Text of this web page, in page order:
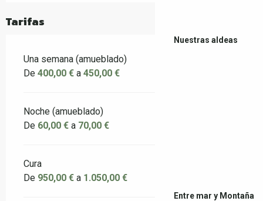
Nuestras aldeas
Entre mar y Montaña
Tarifas
Una semana (amueblado)
De 400,00 € a 450,00 €
Noche (amueblado)
De 60,00 € a 70,00 €
Cura
De 950,00 € a 1.050,00 €